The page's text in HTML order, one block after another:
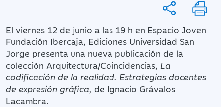
El viernes 12 de junio a las 19 h en Espacio Joven
Fundación Ibercaja, Ediciones Universidad San
Jorge presenta una nueva publicación de la
colección Arquitectura/Coincidencias, La
codificación de la realidad. Estrategias docentes
de expresión gráfica, de Ignacio Grávalos
Lacambra.